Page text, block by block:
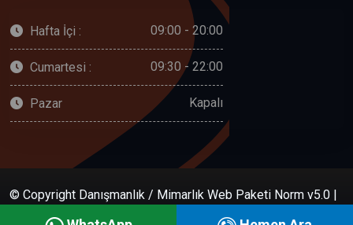
Hafta İçi : 09:00 - 20:00
Cumartesi : 09:30 - 22:00
Pazar Kapalı
© Copyright Danışmanlık / Mimarlık Web Paketi Norm v5.0 |
YAPIMCI FİRMA